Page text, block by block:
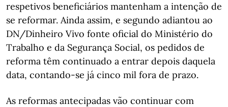
respetivos beneficiários mantenham a intenção de
se reformar. Ainda assim, e segundo adiantou ao
DN/Dinheiro Vivo fonte oficial do Ministério do
Trabalho e da Segurança Social, os pedidos de
reforma têm continuado a entrar depois daquela
data, contando-se já cinco mil fora de prazo.
As reformas antecipadas vão continuar com